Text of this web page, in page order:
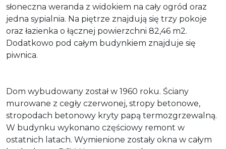
słoneczna weranda z widokiem na cały ogród oraz
jedna sypialnia. Na piętrze znajdują się trzy pokoje
oraz łazienka o łącznej powierzchni 82,46 m2.
Dodatkowo pod całym budynkiem znajduje się
piwnica.
Dom wybudowany został w 1960 roku. Ściany
murowane z cegły czerwonej, stropy betonowe,
stropodach betonowy kryty papą termozgrzewalną.
W budynku wykonano częściowy remont w
ostatnich latach. Wymienione zostały okna w całym